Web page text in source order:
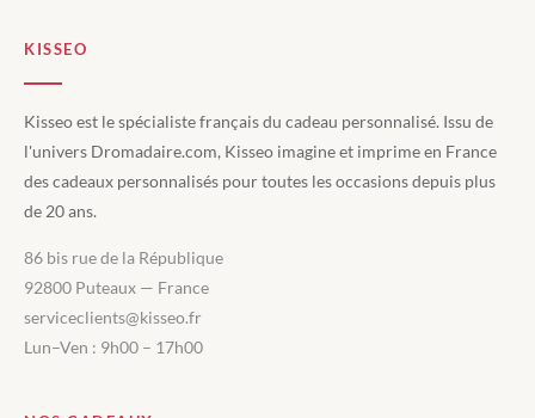
KISSEO
Kisseo est le spécialiste français du cadeau personnalisé. Issu de
l'univers Dromadaire.com, Kisseo imagine et imprime en France
des cadeaux personnalisés pour toutes les occasions depuis plus
de 20 ans.
86 bis rue de la République
92800 Puteaux — France
serviceclients@kisseo.fr
Lun–Ven : 9h00 – 17h00